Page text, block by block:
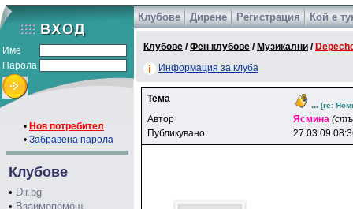
Games
Име
Парола
• Нов потребител
• Забравена парола
Клубове
• Dir.bg
• Взаимопомощ
Клубове Дирене Регистрация Кой е
Клубове /Фен клубове / Музикални /
Информация за клуба
Тема
... [re:
Автор Яcминa
Публикувано
27.03.09